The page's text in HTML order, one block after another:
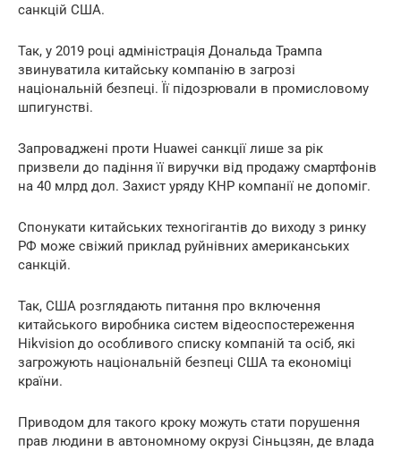
санкцій США.
Так, у 2019 році адміністрація Дональда Трампа
звинуватила китайську компанію в загрозі
національній безпеці. Її підозрювали в промисловому
шпигунстві.
Запроваджені проти Huawei санкції лише за рік
призвели до падіння її виручки від продажу смартфонів
на 40 млрд дол. Захист уряду КНР компанії не допоміг.
Спонукати китайських техногігантів до виходу з ринку
РФ може свіжий приклад руйнівних американських
санкцій.
Так, США розглядають питання про включення
китайського виробника систем відеоспостереження
Hikvision до особливого списку компаній та осіб, які
загрожують національній безпеці США та економіці
країни.
Приводом для такого кроку можуть стати порушення
прав людини в автономному окрузі Сіньцзян, де влада